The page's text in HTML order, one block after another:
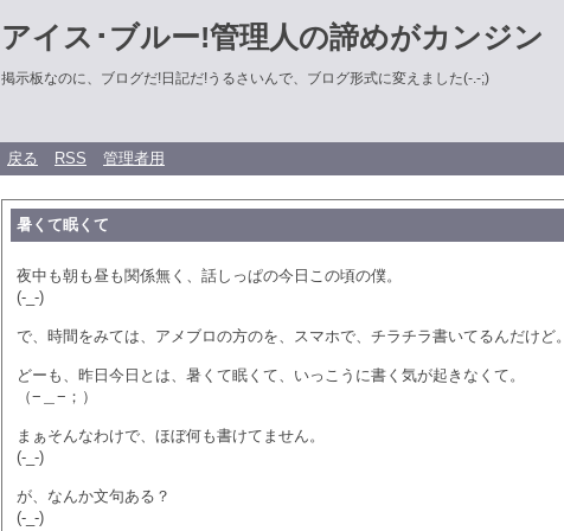
アイス･ブルー!管理人の諦めがカンジン
掲示板なのに、ブログだ!日記だ!うるさいんで、ブログ形式に変えました(-.-;)
戻る RSS 管理者用
暑くて眠くて
夜中も朝も昼も関係無く、話しっぱの今日この頃の僕。
(-_-)
で、時間をみては、アメブロの方のを、スマホで、チラチラ書いてるんだけど。
どーも、昨日今日とは、暑くて眠くて、いっこうに書く気が起きなくて。
（−＿−；）
まぁそんなわけで、ほぼ何も書けてません。
(-_-)
が、なんか文句ある？
(-_-)